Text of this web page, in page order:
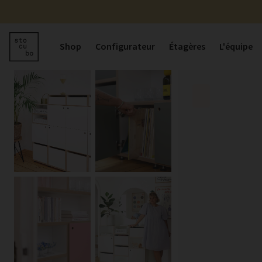
Shop Configurateur Étagères L'équipe